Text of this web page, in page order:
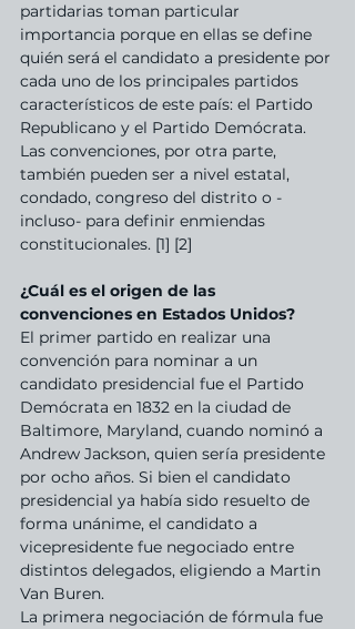
partidarias toman particular
importancia porque en ellas se define
quién será el candidato a presidente por
cada uno de los principales partidos
característicos de este país: el Partido
Republicano y el Partido Demócrata.
Las convenciones, por otra parte,
también pueden ser a nivel estatal,
condado, congreso del distrito o -
incluso- para definir enmiendas
constitucionales. [1] [2]
¿Cuál es el origen de las
convenciones en Estados Unidos?
El primer partido en realizar una
convención para nominar a un
candidato presidencial fue el Partido
Demócrata en 1832 en la ciudad de
Baltimore, Maryland, cuando nominó a
Andrew Jackson, quien sería presidente
por ocho años. Si bien el candidato
presidencial ya había sido resuelto de
forma unánime, el candidato a
vicepresidente fue negociado entre
distintos delegados, eligiendo a Martin
Van Buren.
La primera negociación de fórmula fue